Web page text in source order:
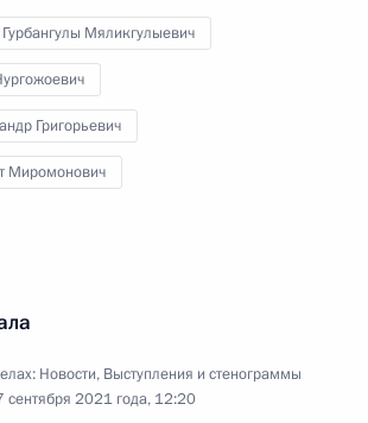
Мяликгулыевич
Григорьевич
Миромонович
Новости, Выступления и стенограммы
сентября 2021 года, 12:20